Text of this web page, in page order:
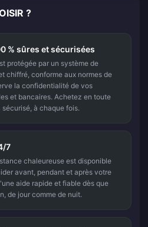
?
% sûres et sécurisées
protégée par un système de
chiffré, conforme aux normes de
la confidentialité de vos
et bancaires. Achetez en toute
à chaque fois.
7
chaleureuse est disponible
avant, pendant et après votre
aide rapide et fiable dès que
de jour comme de nuit.